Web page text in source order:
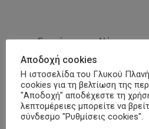
Ενημέρωση – Νέα
Συμμετοχή της
Digital4Pharma
δεδομένα υγείας
τον τρόπο που
Αποδοχή cookies
Η ιστοσελίδα του Γλυκού
cookies για τη βελτίωση της
"Αποδοχή" αποδέχεστε τη
λεπτομέρειες μπορείτε να
σύνδεσμο "Ρυθμίσεις cookies".